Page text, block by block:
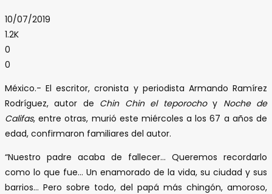
10/07/2019
1.2K
0
0
México.- El escritor, cronista y periodista Armando Ramírez
Rodríguez, autor de Chin Chin el teporochoy Noche de
Califas, entre otras, murió este miércoles a los 67 a años de
edad, confirmaron familiares del autor.
“Nuestro padre acaba de fallecer… Queremos recordarlo
como lo que fue… Un enamorado de la vida, su ciudad y sus
barrios… Pero sobre todo, del papá más chingón, amoroso,